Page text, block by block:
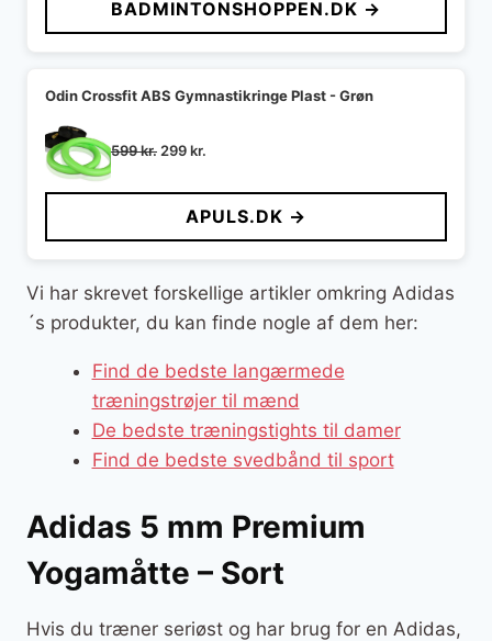
BADMINTONSHOPPEN.DK →
Odin Crossfit ABS Gymnastikringe Plast - Grøn
599kr. Den
pris
599 kr..
299kr.
pris
er:
299 kr..
APULS.DK →
Vi har skrevet forskellige artikler omkring Adidas
´s produkter, du kan finde nogle af dem her:
Find de bedste langærmede
træningstrøjer til mænd
De bedste træningstights til damer
Find de bedste svedbånd til sport
Adidas 5 mm Premium
Yogamåtte – Sort
Hvis du træner seriøst og har brug for en Adidas,